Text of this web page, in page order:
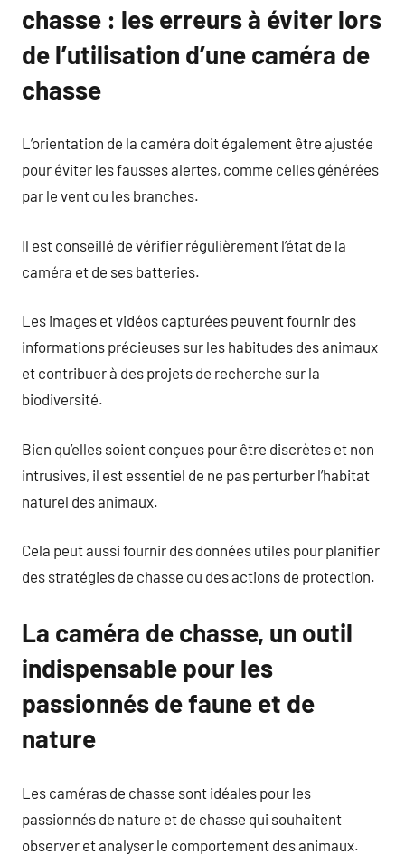
chasse : les erreurs à éviter lors
de l’utilisation d’une caméra de
chasse
L’orientation de la caméra doit également être ajustée
pour éviter les fausses alertes, comme celles générées
par le vent ou les branches.
Il est conseillé de vérifier régulièrement l’état de la
caméra et de ses batteries.
Les images et vidéos capturées peuvent fournir des
informations précieuses sur les habitudes des animaux
et contribuer à des projets de recherche sur la
biodiversité.
Bien qu’elles soient conçues pour être discrètes et non
intrusives, il est essentiel de ne pas perturber l’habitat
naturel des animaux.
Cela peut aussi fournir des données utiles pour planifier
des stratégies de chasse ou des actions de protection.
La caméra de chasse, un outil
indispensable pour les
passionnés de faune et de
nature
Les caméras de chasse sont idéales pour les
passionnés de nature et de chasse qui souhaitent
observer et analyser le comportement des animaux.